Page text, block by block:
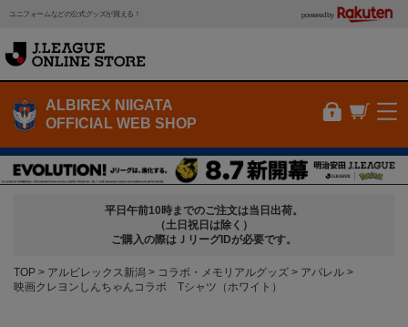
ユニフォームなどの公式グッズが買える！ powered by
ALBIREX NIIGATA
OFFICIAL WEB SHOP
平日午前10時までのご注文は当日出荷。
（土日祝日は除く）
ご購入の際はＪリーグIDが必要です。
TOP アルビレックス新潟 コラボ・メモリアルグッズ
アパレル
映画クレヨンしんちゃんコラボ Tシャツ（ホワイト）